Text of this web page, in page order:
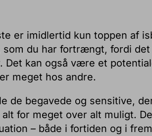
er imidlertid kun toppen af
som du har fortrængt, fordi
Det kan også være et
meget hos andre.
de begavede og sensitive,
for meget over alt muligt.
– både i fortiden og i